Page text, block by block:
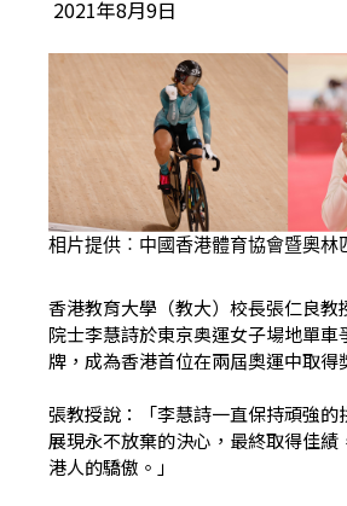
2021年8月9日
相片提供︰中國香港體育協會暨奧林
香港教育大學（教大）校長張仁良教
院士李慧詩於東京奥運女子場地單車
牌，成為香港首位在兩屆奧運中取得
張教授說：「李慧詩一直保持頑強的
展現永不放棄的決心，最終取得佳績
港人的驕傲。」